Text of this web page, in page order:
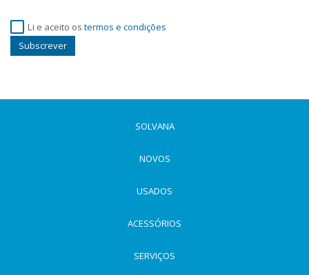
Li e aceito os termos e condições
Subscrever
SOLVANA
NOVOS
USADOS
ACESSÓRIOS
SERVIÇOS